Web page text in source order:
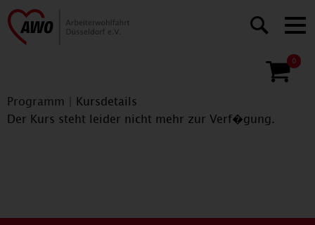
0
Programm
Kursdetails
Der Kurs steht leider nicht mehr zur Verf�gung.